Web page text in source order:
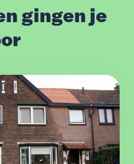
gingen je